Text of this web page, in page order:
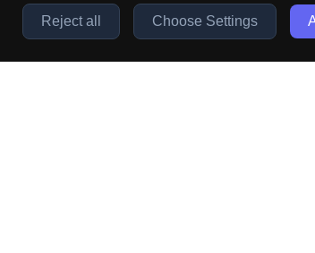
Reject all Choose Settings